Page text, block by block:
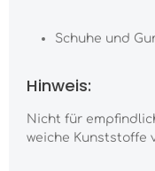
Schuhe und
Hinweis:
Nicht für
weiche Kunststoffe